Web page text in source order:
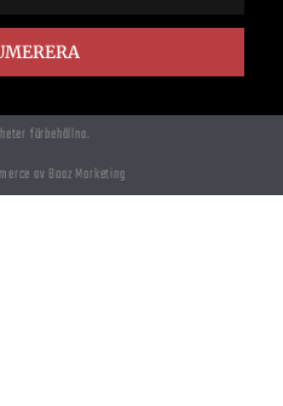
förbehållna.
av Boaz Marketing